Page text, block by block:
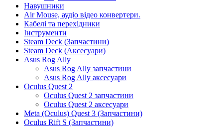
Навушники
Air Mouse, аудіо відео конвертери.
Кабелі та перехідники
Інструменти
Steam Deck (Запчастини)
Steam Deck (Аксесуари)
Asus Rog Ally
Asus Rog Ally запчастини
Asus Rog Ally аксесуари
Oculus Quest 2
Oculus Quest 2 запчастини
Oculus Quest 2 аксесуари
Meta (Oculus) Quest 3 (Запчастини)
Oculus Rift S (Запчастини)